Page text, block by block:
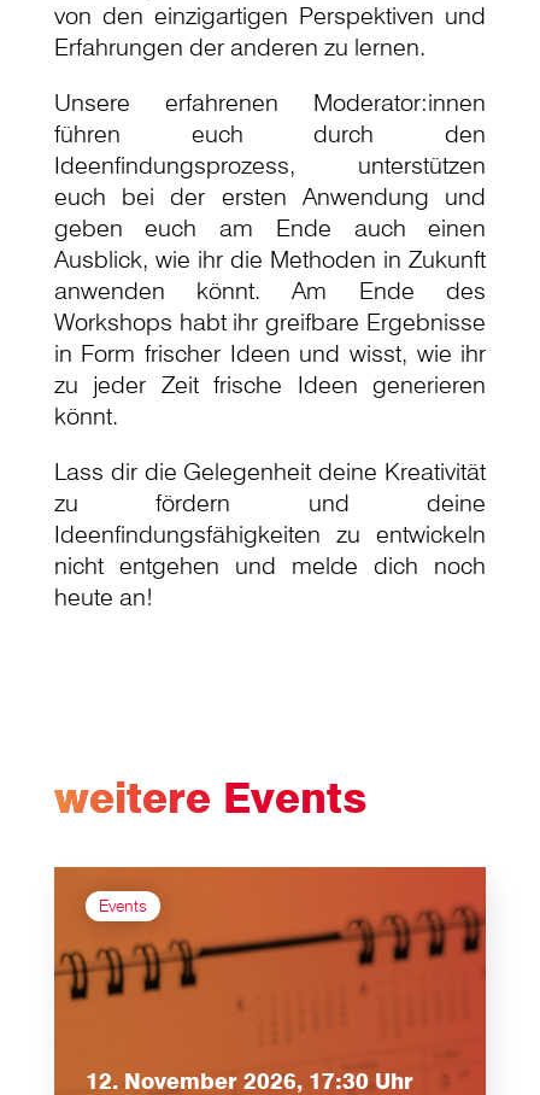
von den einzigartigen Perspektiven und
Erfahrungen der anderen zu lernen.
Unsere erfahrenen Moderator:innen
führen euch durch den
Ideenfindungsprozess, unterstützen
euch bei der ersten Anwendung und
geben euch am Ende auch einen
Ausblick, wie ihr die Methoden in Zukunft
anwenden könnt. Am Ende des
Workshops habt ihr greifbare Ergebnisse
in Form frischer Ideen und wisst, wie ihr
zu jeder Zeit frische Ideen generieren
könnt.
Lass dir die Gelegenheit deine Kreativität
zu fördern und deine
Ideenfindungsfähigkeiten zu entwickeln
nicht entgehen und melde dich noch
heute an!
weitere Events
Events
12. November 2026, 17:30 Uhr